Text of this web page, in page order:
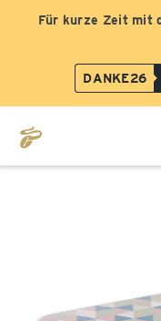
Für kurze Zeit mit
DANKE26